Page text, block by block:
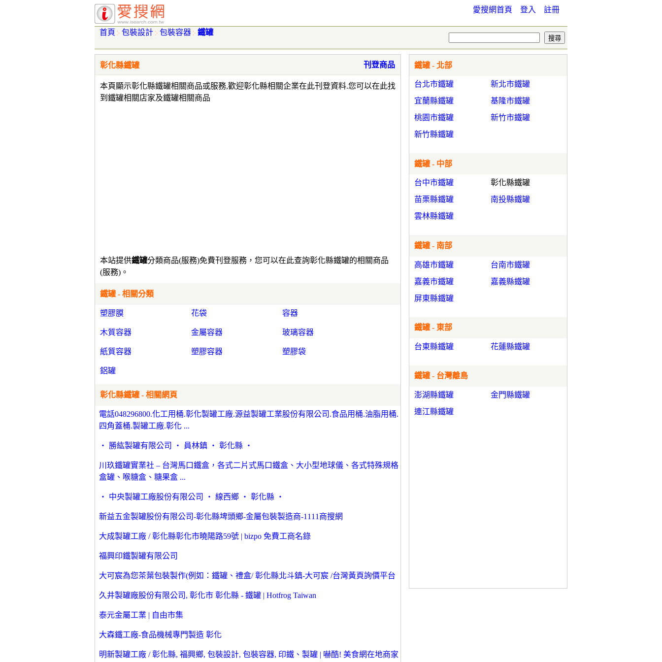
愛搜網首頁 登入 註冊
首頁 包裝設計 包裝容器 鐵罐
彰化縣鐵罐
本頁顯示彰化縣鐵罐相關商品或服務,歡迎彰化縣相關企業在此刊登資料.您可以在此找
到鐵罐相關店家及鐵罐相關商品
刊登商品
本站提供鐵罐分類商品(服務)免費刊登服務，您可以在此查詢彰化縣鐵罐的相關商品
(服務)。
鐵罐 - 相關分類
塑膠膜 花袋 容器
木質容器 金屬容器 玻璃容器
紙質容器 塑膠容器 塑膠袋
鋁罐
彰化縣鐵罐 - 相關網頁
電話048296800.化工用桶.彰化製罐工廠.源益製罐工業股份有限公司.食品用桶.油脂用桶.
四角蓋桶.製罐工廠.彰化 ...
‧ 勝紘製罐有限公司 ‧ 員林鎮 ‧ 彰化縣 ‧
川玖鐵罐實業社 – 台灣馬口鐵盒，各式二片式馬口鐵盒、大小型地球儀、各式特殊規格
盒罐、喉糖盒、糖果盒 ...
‧ 中央製罐工廠股份有限公司 ‧ 線西鄉 ‧ 彰化縣 ‧
新益五金製罐股份有限公司-彰化縣埤頭鄉-金屬包裝製造商-1111商搜網
大成製罐工廠 / 彰化縣彰化市曉陽路59號 | bizpo 免費工商名錄
福興印鐵製罐有限公司
大可宸為您茶葉包裝製作(例如：鐵罐、禮盒/ 彰化縣北斗鎮-大可宸 /台灣黃頁詢價平台
久井製罐廠股份有限公司, 彰化市 彰化縣 - 鐵罐 | Hotfrog Taiwan
泰元金屬工業 | 自由市集
大森鐵工廠-食品機械專門製造 彰化
明新製罐工廠 / 彰化縣, 福興鄉, 包裝設計, 包裝容器, 印鐵、製罐 | 嚇酷! 美食網在地商家
鐵罐 - 北部
台北市鐵罐
新北市鐵罐
宜蘭縣鐵罐
基隆市鐵罐
桃園市鐵罐
新竹市鐵罐
新竹縣鐵罐
鐵罐 - 中部
台中市鐵罐
彰化縣鐵罐
苗栗縣鐵罐
南投縣鐵罐
雲林縣鐵罐
鐵罐 - 南部
高雄市鐵罐
台南市鐵罐
嘉義市鐵罐
嘉義縣鐵罐
屏東縣鐵罐
鐵罐 - 東部
台東縣鐵罐 花蓮縣鐵罐
鐵罐 - 台灣離島
澎湖縣鐵罐
金門縣鐵罐
連江縣鐵罐